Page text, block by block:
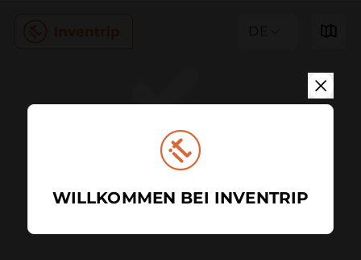
DE
WILLKOMMEN BEI INVENTRIP